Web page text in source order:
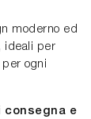
moderno ed
ideali per
ogni
consegna e